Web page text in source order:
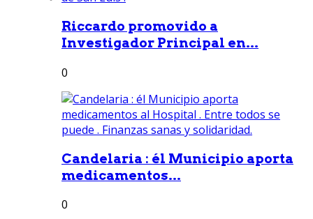
Riccardo promovido a
Investigador Principal en...
0
Candelaria : él Municipio aporta
medicamentos...
0